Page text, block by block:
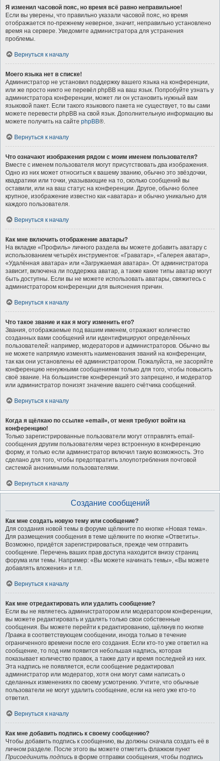
Я изменил часовой пояс, но время всё равно неправильное!
Если вы уверены, что правильно указали часовой пояс, но время
отображается по-прежнему неверное, значит, неправильно установлено
время на сервере. Уведомите администратора для устранения
проблемы.
Вернуться к началу
Моего языка нет в списке!
Администратор не установил поддержку вашего языка на конференции,
или же просто никто не перевёл phpBB на ваш язык. Попробуйте узнать у
администратора конференции, может ли он установить нужный вам
языковой пакет. Если такого языкового пакета не существует, то вы сами
можете перевести phpBB на свой язык. Дополнительную информацию вы
можете получить на сайте phpBB®.
Вернуться к началу
Что означают изображения рядом с моим именем пользователя?
Вместе с именем пользователя могут присутствовать два изображения.
Одно из них может относиться к вашему званию, обычно это звёздочки,
квадратики или точки, указывающие на то, сколько сообщений вы
оставили, или на ваш статус на конференции. Другое, обычно более
крупное, изображение известно как «аватара» и обычно уникально для
каждого пользователя.
Вернуться к началу
Как мне включить отображение аватары?
На вкладке «Профиль» личного раздела вы можете добавить аватару с
использованием четырёх инструментов: «Граватар», «Галерея аватар»,
«Удалённая аватара» или «Загружаемая аватара». От администратора
зависит, включена ли поддержка аватар, а также какие типы аватар могут
быть доступны. Если вы не можете использовать аватары, свяжитесь с
администратором конференции для выяснения причин.
Вернуться к началу
Что такое звание и как я могу изменить его?
Звания, отображаемые под вашим именем, отражают количество
созданных вами сообщений или идентифицируют определённых
пользователей: например, модераторов и администраторов. Обычно вы
не можете напрямую изменять наименования званий на конференции,
так как они установлены её администратором. Пожалуйста, не засоряйте
конференцию ненужными сообщениями только для того, чтобы повысить
своё звание. На большинстве конференций это запрещено, и модератор
или администратор понизят значение вашего счётчика сообщений.
Вернуться к началу
Когда я щёлкаю по ссылке «email», от меня требуют войти на
конференцию!
Только зарегистрированные пользователи могут отправлять email-
сообщения другим пользователям через встроенную в конференцию
форму, и только если администратор включил такую возможность. Это
сделано для того, чтобы предотвратить злоупотребления почтовой
системой анонимными пользователями.
Вернуться к началу
Создание сообщений
Как мне создать новую тему или сообщение?
Для создания новой темы в форуме щёлкните по кнопке «Новая тема».
Для размещения сообщения в теме щёлкните по кнопке «Ответить».
Возможно, придётся зарегистрироваться, прежде чем отправить
сообщение. Перечень ваших прав доступа находится внизу страниц
форума или темы. Например: «Вы можете начинать темы», «Вы можете
добавлять вложения» и т.п.
Вернуться к началу
Как мне отредактировать или удалить сообщение?
Если вы не являетесь администратором или модератором конференции,
вы можете редактировать и удалять только свои собственные
сообщения. Вы можете перейти к редактированию, щёлкнув по кнопке
Правка в соответствующем сообщении, иногда только в течение
ограниченного времени после его создания. Если кто-то уже ответил на
сообщение, то под ним появится небольшая надпись, которая
показывает количество правок, а также дату и время последней из них.
Эта надпись не появляется, если сообщение редактировал
администратор или модератор, хотя они могут сами написать о
сделанных изменениях по своему усмотрению. Учтите, что обычные
пользователи не могут удалить сообщение, если на него уже кто-то
ответил.
Вернуться к началу
Как мне добавить подпись к своему сообщению?
Чтобы добавить подпись к сообщению, вы должны сначала создать её в
личном разделе. После этого вы можете отметить флажком пункт
Присоединить подпись в форме отправки сообщения, чтобы подпись